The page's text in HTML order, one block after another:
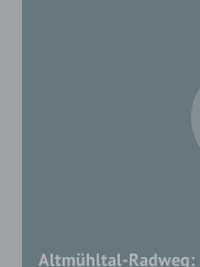
Altmühltal-Radweg: